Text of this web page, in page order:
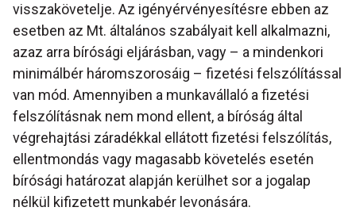
visszakövetelje. Az igényérvényesítésre ebben az
esetben az Mt. általános szabályait kell alkalmazni,
azaz arra bírósági eljárásban, vagy – a mindenkori
minimálbér háromszorosáig – fizetési felszólítással
van mód. Amennyiben a munkavállaló a fizetési
felszólításnak nem mond ellent, a bíróság által
végrehajtási záradékkal ellátott fizetési felszólítás,
ellentmondás vagy magasabb követelés esetén
bírósági határozat alapján kerülhet sor a jogalap
nélkül kifizetett munkabér levonására.